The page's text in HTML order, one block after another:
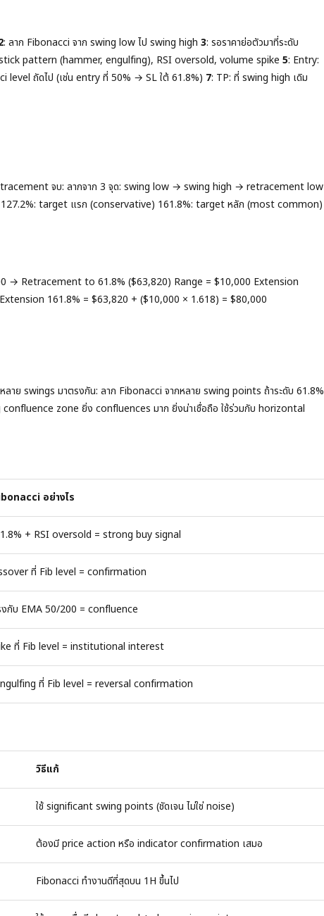
: ลาก Fibonacci จาก swing low ไป swing high 3: รอราคาย่อตัวมาที่ระดับ
pattern (hammer, engulfing), RSI oversold, volume spike 5: Entry:
level ถัดไป (เช่น entry ที่ 50% → SL ใต้ 61.8%) 7: TP: ที่ swing high เดิม
จบ: ลากจาก 3 จุด: swing low → swing high → retracement low
target แรก (conservative) 161.8%: target หลัก (most common)
→ Retracement to 61.8% ($63,820) Range = $10,000 Extension
161.8% = $63,820 + ($10,000 × 1.618) = $80,000
ลาย swings มาตรงกัน: ลาก Fibonacci จากหลาย swing points ถ้าระดับ 61.8%
zone ยิ่ง confluences มาก ยิ่งน่าเชื่อถือ ใช้ร่วมกับ horizontal
อย่างไร
+ RSI oversold = strong buy signal
ที่ Fib level = confirmation
กับ EMA 50/200 = confluence
ที่ Fib level = institutional interest
ที่ Fib level = reversal confirmation
วิธีแก้
ใช้ significant swing points (ชัดเจน ไม่ใช่ noise)
ต้องมี price action หรือ indicator confirmation เสมอ
Fibonacci ทำงานดีที่สุดบน 1H ขึ้นไป